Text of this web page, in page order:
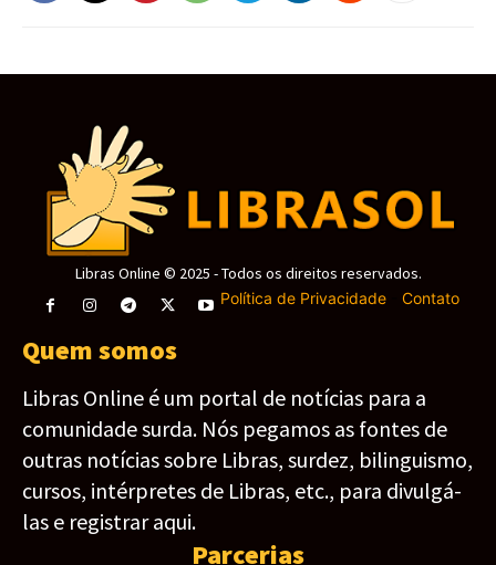
Libras Online © 2025 - Todos os direitos reservados.
Política de Privacidade- Contato
Quem somos
Libras Online é um portal de notícias para a
comunidade surda. Nós pegamos as fontes de
outras notícias sobre Libras, surdez, bilinguismo,
cursos, intérpretes de Libras, etc., para divulgá-
las e registrar aqui.
Parcerias